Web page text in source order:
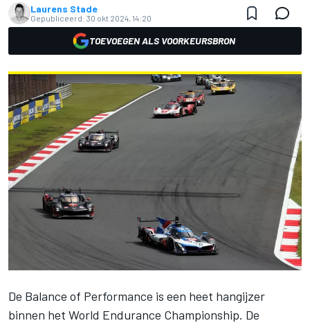
Laurens Stade
Gepubliceerd: 30 okt 2024, 14:20
TOEVOEGEN ALS VOORKEURSBRON
De Balance of Performance is een heet hangijzer
binnen het World Endurance Championship. De